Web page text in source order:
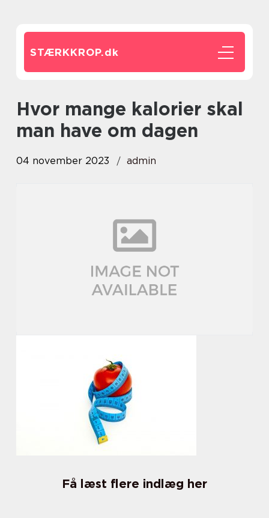
STÆRKKROP.dk
hvor mange kalorier skal
man have om dagen
04 november 2023 admin
Få læst flere indlæg her